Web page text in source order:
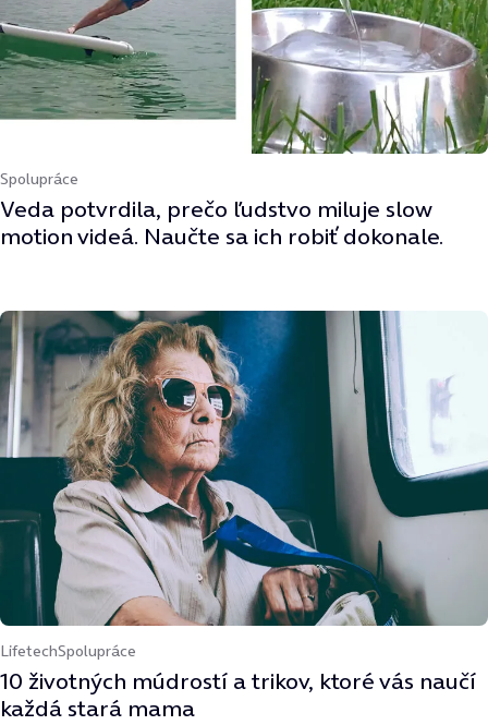
Spolupráce
Veda potvrdila, prečo ľudstvo miluje slow
motion videá. Naučte sa ich robiť dokonale.
LifetechSpolupráce
10 životných múdrostí a trikov, ktoré vás naučí
každá stará mama